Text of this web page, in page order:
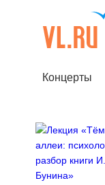
Концерты